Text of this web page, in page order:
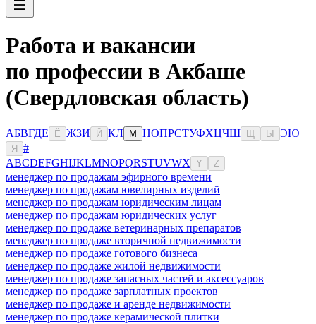
Работа и вакансии
по профессии в Акбаше
(Свердловская область)
АБВГДЕ Ё ЖЗИ Й КЛ М НОПРСТУФХЦЧШ Ы ЭЮ
Я
#
ABCDEFGHIJKLMNOPQRSTUVWX Y Z
менеджер по продажам эфирного времени
менеджер по продажам ювелирных изделий
менеджер по продажам юридическим лицам
менеджер по продажам юридических услуг
менеджер по продаже ветеринарных препаратов
менеджер по продаже вторичной недвижимости
менеджер по продаже готового бизнеса
менеджер по продаже жилой недвижимости
менеджер по продаже запасных частей и аксессуаров
менеджер по продаже зарплатных проектов
менеджер по продаже и аренде недвижимости
менеджер по продаже керамической плитки